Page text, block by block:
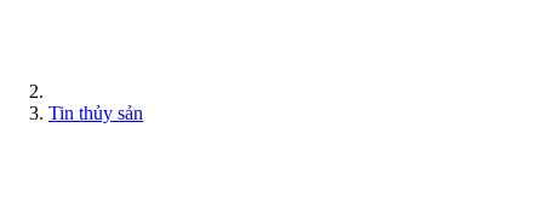
Tin thủy sản